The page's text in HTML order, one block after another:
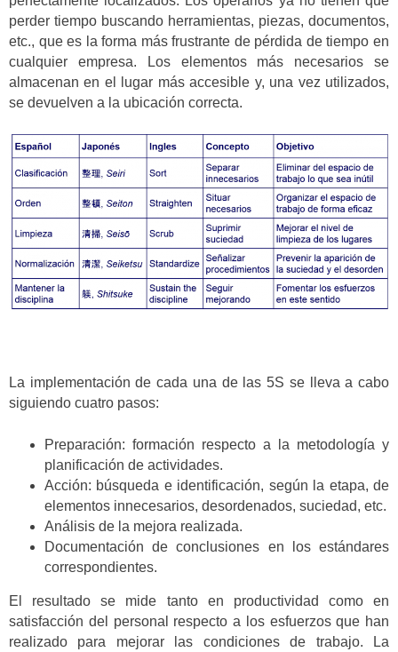
perder tiempo buscando herramientas, piezas, documentos,
etc., que es la forma más frustrante de pérdida de tiempo en
cualquier empresa. Los elementos más necesarios se
almacenan en el lugar más accesible y, una vez utilizados,
se devuelven a la ubicación correcta.
La implementación de cada una de las 5S se lleva a cabo
siguiendo cuatro pasos:
Preparación: formación respecto a la metodología y
planificación de actividades.
Acción: búsqueda e identificación, según la etapa, de
elementos innecesarios, desordenados, suciedad, etc.
Análisis de la mejora realizada.
Documentación de conclusiones en los estándares
correspondientes.
El resultado se mide tanto en productividad como en
satisfacción del personal respecto a los esfuerzos que han
realizado para mejorar las condiciones de trabajo. La